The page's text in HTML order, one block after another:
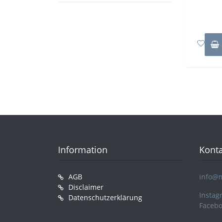
Information
AGB
Disclaimer
Datenschutzerklärung